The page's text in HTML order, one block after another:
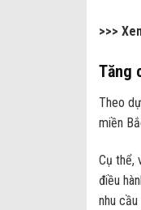
>>>
Tăng
Theo
miền
Cụ thể,
điều
nhu